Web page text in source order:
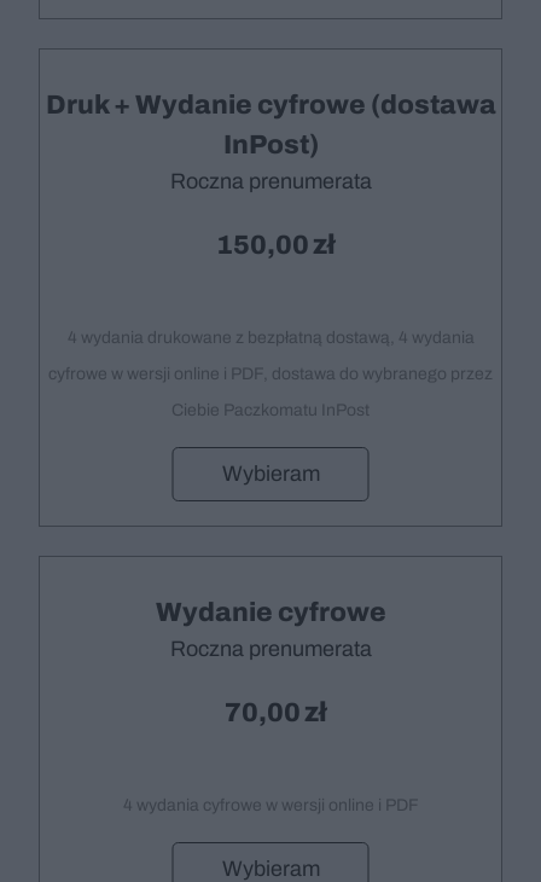
Druk + Wydanie cyfrowe (dostawa
InPost)
Roczna prenumerata
150,00
4 wydania drukowane z bezpłatną dostawą, 4 wydania
cyfrowe w wersji online i PDF, dostawa do wybranego przez
Ciebie Paczkomatu InPost
Wybieram
Wydanie cyfrowe
Roczna prenumerata
70,00
4 wydania cyfrowe w wersji online i PDF
Wybieram